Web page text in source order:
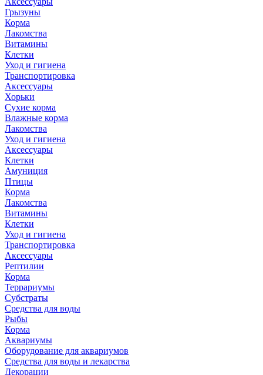
Грызуны
Корма
Лакомства
Витамины
Клетки
Уход и гигиена
Транспортировка
Аксессуары
Хорьки
Сухие корма
Влажные корма
Лакомства
Уход и гигиена
Аксессуары
Клетки
Амуниция
Птицы
Корма
Лакомства
Витамины
Клетки
Уход и гигиена
Транспортировка
Аксессуары
Рептилии
Корма
Террариумы
Субстраты
Средства для воды
Рыбы
Корма
Аквариумы
Оборудование для аквариумов
Средства для воды и лекарства
Декорации